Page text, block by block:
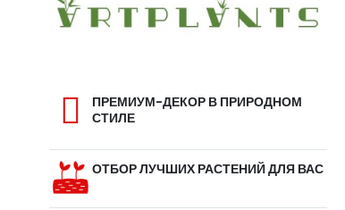
ПРЕМИУМ-ДЕКОР В ПРИРОДНОМ
СТИЛЕ
ОТБОР ЛУЧШИХ РАСТЕНИЙ ДЛЯ ВАС